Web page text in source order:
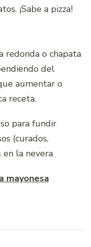
¡Sabe a pizza!
redonda o chapata
del
aumentar o
receta.
para fundir
(curados,
la nevera
mayonesa